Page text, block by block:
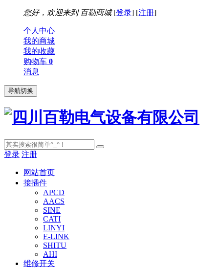
您好，欢迎来到 百勒商城[登录] [注册]
个人中心
我的商城
我的收藏
购物车 0
消息
导航切换
登录 注册
网站首页
接插件
APCD
AACS
SINE
CATI
LINYI
E-LINK
SHITU
AHI
维修开关